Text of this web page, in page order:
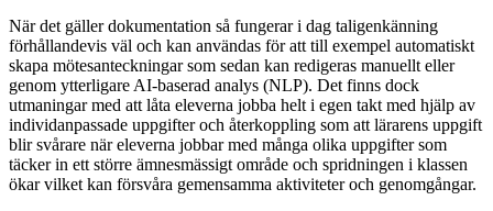
När det gäller dokumentation så fungerar i dag taligenkänning
förhållandevis väl och kan användas för att till exempel automatiskt
skapa mötesanteckningar som sedan kan redigeras manuellt eller
genom ytterligare AI-baserad analys (NLP). Det finns dock
utmaningar med att låta eleverna jobba helt i egen takt med hjälp av
individanpassade uppgifter och återkoppling som att lärarens uppgift
blir svårare när eleverna jobbar med många olika uppgifter som
täcker in ett större ämnesmässigt område och spridningen i klassen
ökar vilket kan försvåra gemensamma aktiviteter och genomgångar.